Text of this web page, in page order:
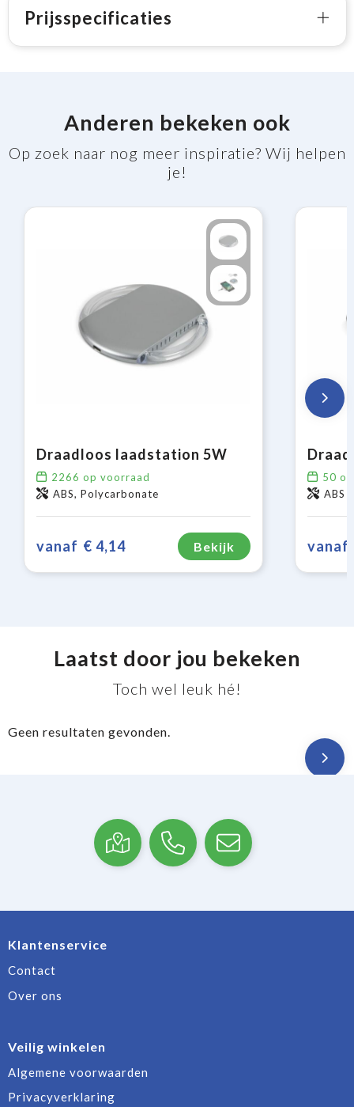
Prijsspecificaties
Anderen bekeken ook
Op zoek naar nog meer inspiratie? Wij helpen
je!
Draadloos laadstation 5W
2266 op voorraad
ABS, Polycarbonate
vanaf € 4,14 Bekijk
50
ABS
vanaf
Laatst door jou bekeken
Toch wel leuk hé!
Geen resultaten gevonden.
Klantenservice
Contact
Over ons
Veilig winkelen
Algemene voorwaarden
Privacyverklaring